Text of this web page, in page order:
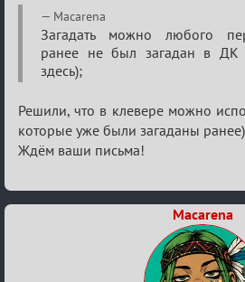
Re:
Конкурс
клеверов
2026
Macarena
Загадать можно любого
ранее не был загадан в ДК
здесь);
Решили, что в клевере можно
которые уже были загаданы ранее)
Ждём ваши письма!
Macarena